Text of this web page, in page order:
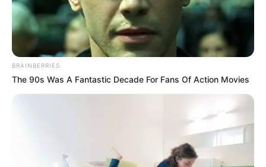
BRAINBERRIES
The 90s Was A Fantastic Decade For Fans Of Action Movies